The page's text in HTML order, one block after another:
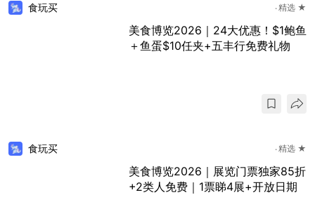
食玩买 精选 ★
美食博览2026｜24大优惠！$1鲍鱼
＋鱼蛋$10任夹+五丰行免费礼物
食玩买 精选 ★
美食博览2026｜展览门票独家85折
+2类人免费｜1票睇4展+开放日期